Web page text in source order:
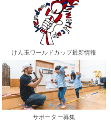
けん玉ワールドカップ最新情報
サポーター募集